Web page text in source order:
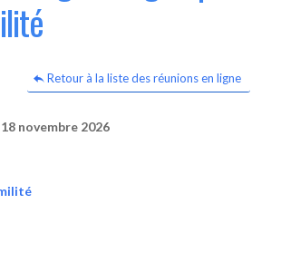
Retour à la liste des réunions en ligne
novembre 2026